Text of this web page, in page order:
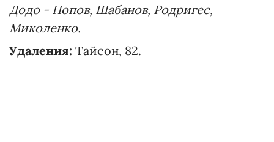
Додо - Попов, Шабанов, Родригес,
Миколенко.
Удаления: Тайсон, 82.